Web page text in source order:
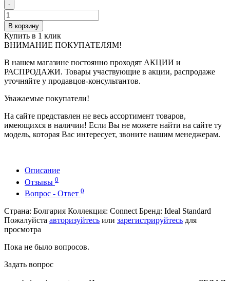
-
В корзину
Купить в 1 клик
ВНИМАНИЕ ПОКУПАТЕЛЯМ!
В нашем магазине постоянно проходят АКЦИИ и
РАСПРОДАЖИ. Товары участвующие в акции, распродаже
уточняйте у продавцов-консультантов.
Уважаемые покупатели!
На сайте представлен не весь ассортимент товаров,
имеющихся в наличии! Если Вы не можете найти на сайте ту
модель, которая Вас интересует, звоните нашим менеджерам.
Описание
Отзывы 0
Вопрос - Ответ 0
Страна: Болгария Коллекция: Connect Бренд: Ideal Standard
Пожалуйста авторизуйтесь или зарегистрируйтесь для
просмотра
Пока не было вопросов.
Задать вопрос